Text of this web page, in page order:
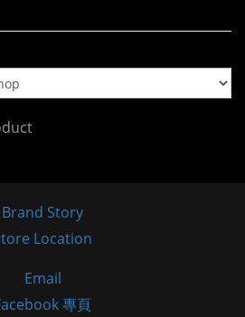
Brand Story
Location
Email
專頁